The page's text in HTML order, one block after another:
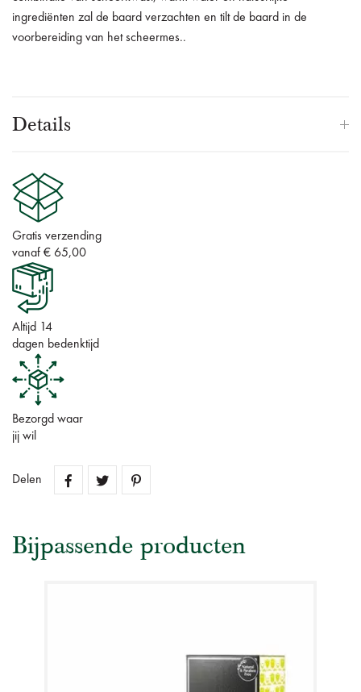
ingrediënten zal de baard verzachten en tilt de baard in de
voorbereiding van het scheermes..
Details
Gratis verzending
vanaf € 65,00
Altijd 14
dagen bedenktijd
Bezorgd waar
jij wil
Delen
Bijpassende producten